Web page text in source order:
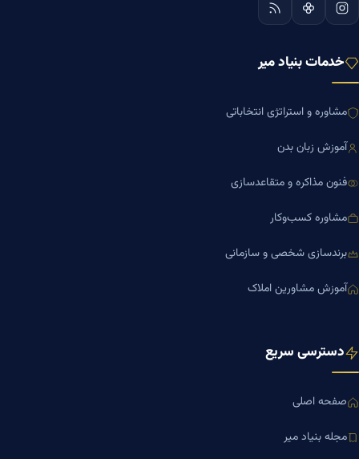
خدمات بنیاد میر
مشاوره و استراتژی انتخاباتی
آموزش زبان بدن
فنون مذاکره و متقاعدسازی
مشاوره کسب‌وکار
برندسازی شخصی و سازمانی
آموزش مشاورین املاک
دسترسی سریع
صفحه اصلی
مجله بنیاد میر